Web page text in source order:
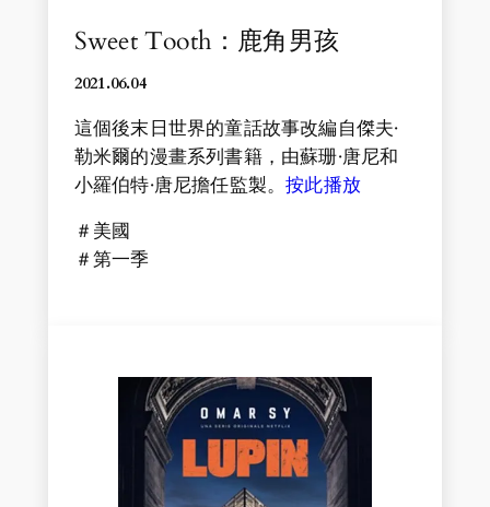
Sweet Tooth：鹿角男孩
2021.06.04
這個後末日世界的童話故事改編自傑夫·
勒米爾的漫畫系列書籍，由蘇珊·唐尼和
小羅伯特·唐尼擔任監製。按此播放
＃美國
＃第一季